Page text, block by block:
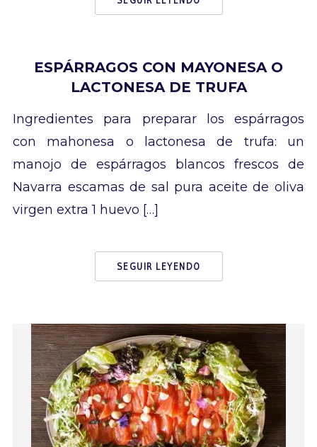
ESPÁRRAGOS CON MAYONESA O
LACTONESA DE TRUFA
Ingredientes para preparar los espárragos
con mahonesa o lactonesa de trufa: un
manojo de espárragos blancos frescos de
Navarra escamas de sal pura aceite de oliva
virgen extra 1 huevo […]
SEGUIR LEYENDO